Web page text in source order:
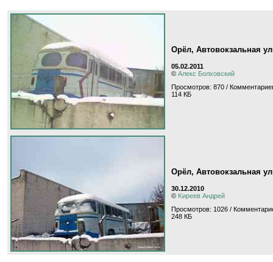
Орёл, Автовокзальная
05.02.2011
© Алекс Болховский
Просмотров: 870 /
114 КБ
Орёл, Автовокзальная
30.12.2010
© Kиpeeв Aндpeй
Просмотров: 1026 /
248 КБ